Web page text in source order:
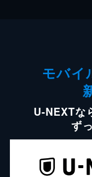
モバイ
U-NEXTな
ず